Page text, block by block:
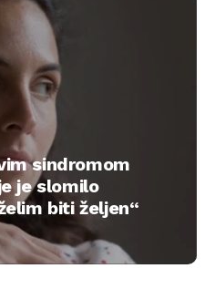
sindromom
je slomilo
biti željen“